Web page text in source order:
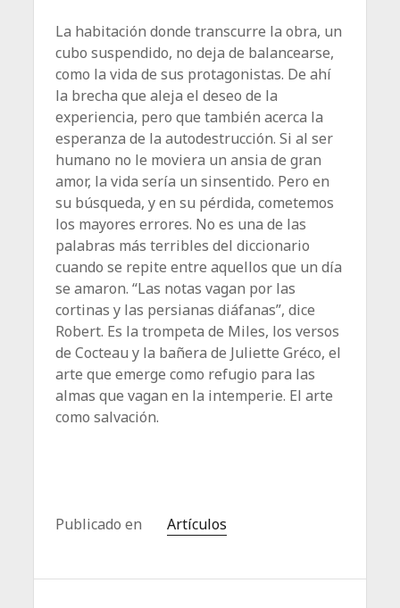
La habitación donde transcurre la obra, un
cubo suspendido, no deja de balancearse,
como la vida de sus protagonistas. De ahí
la brecha que aleja el deseo de la
experiencia, pero que también acerca la
esperanza de la autodestrucción. Si al ser
humano no le moviera un ansia de gran
amor, la vida sería un sinsentido. Pero en
su búsqueda, y en su pérdida, cometemos
los mayores errores. No es una de las
palabras más terribles del diccionario
cuando se repite entre aquellos que un día
se amaron. “Las notas vagan por las
cortinas y las persianas diáfanas”, dice
Robert. Es la trompeta de Miles, los versos
de Cocteau y la bañera de Juliette Gréco, el
arte que emerge como refugio para las
almas que vagan en la intemperie. El arte
como salvación.
Publicado en Artículos